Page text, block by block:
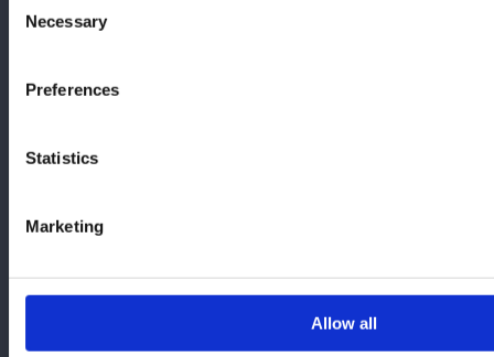
exercise your rights, such as the right to erasure, with
to third countries.
Some of the data collected by this provider is used to
Selection
Necessary
Preferences
Statistics
Marketing
Allow all
Västmannagatan 4
582 20 Linköping
Malmö